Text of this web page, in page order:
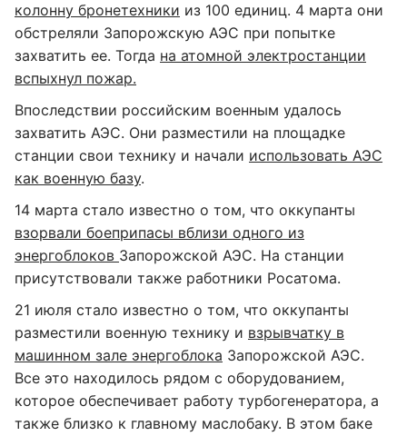
колонну бронетехники из 100 единиц. 4 марта они
обстреляли Запорожскую АЭС при попытке
захватить ее. Тогда на атомной электростанции
вспыхнул пожар.
Впоследствии российским военным удалось
захватить АЭС. Они разместили на площадке
станции свои технику и начали использовать АЭС
как военную базу.
14 марта стало известно о том, что оккупанты
взорвали боеприпасы вблизи одного из
энергоблоков Запорожской АЭС. На станции
присутствовали также работники Росатома.
21 июля стало известно о том, что оккупанты
разместили военную технику и взрывчатку в
машинном зале энергоблока Запорожской АЭС.
Все это находилось рядом с оборудованием,
которое обеспечивает работу турбогенератора, а
также близко к главному маслобаку. В этом баке